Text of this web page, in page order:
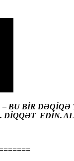
BU BİR
EDİN.